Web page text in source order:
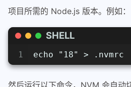
项目所需的 Node.js 版本。例如：
SHELL
1 echo "18" > .nvmrc
然后运行以下命令，NVM 会自动